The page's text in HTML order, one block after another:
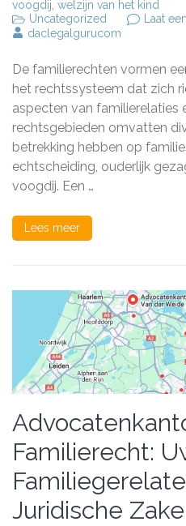
voogdij, welzijn van het kind
Uncategorized
Laat
daclegalgurucom
De familierechten vormen
het rechtssysteem dat zich
aspecten van familierelaties
rechtsgebieden omvatten
betrekking hebben op
echtscheiding, ouderlijk
voogdij. Een …
Lees meer
Familierecht:
Juridische